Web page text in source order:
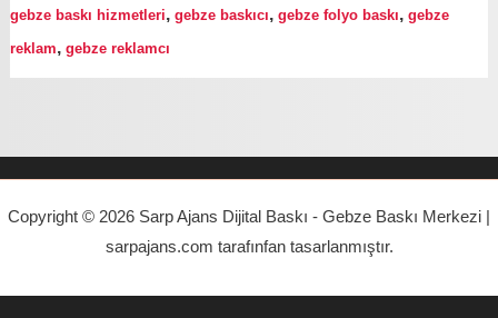
gebze baskı hizmetleri, gebze baskıcı, gebze folyo baskı, gebze
reklam, gebze reklamcı
Copyright © 2026 Sarp Ajans Dijital Baskı - Gebze Baskı Merkezi |
sarpajans.com tarafınfan tasarlanmıştır.